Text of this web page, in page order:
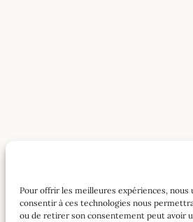
Pour offrir les meilleures expériences,
consentir à ces technologies nous
ou de retirer son consentement peut avoir